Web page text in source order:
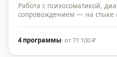
Работа с психосоматикой,
сопровождением — на
4 программы·от 71 100 ₽